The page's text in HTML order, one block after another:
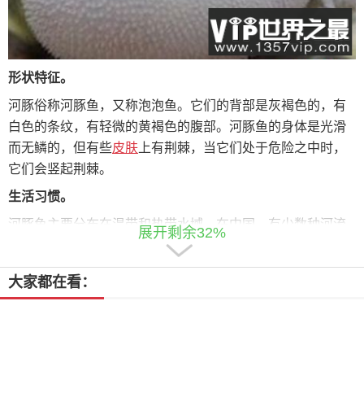
形状特征。
河豚俗称河豚鱼，又称泡泡鱼。它们的背部是灰褐色的，有
白色的条纹，有轻微的黄褐色的腹部。河豚鱼的身体是光滑
而无鳞的，但有些皮肤 上有荆棘，当它们处于危险之中时，
它们会竖起荆棘。
生活习惯。
河豚鱼主要分布在温带和热带水域。在中国，有少数种河流
进入淡水河流。他们吃杂鱼，甲壳，半径动物和藻类等植物
都可以吃。由于圆形的影响，河豚鱼在水中游得很慢，很容
易被捕获。但它们也有有效的自卫机制来对抗猎人。当受到
展开剩余32%
大家都在看：